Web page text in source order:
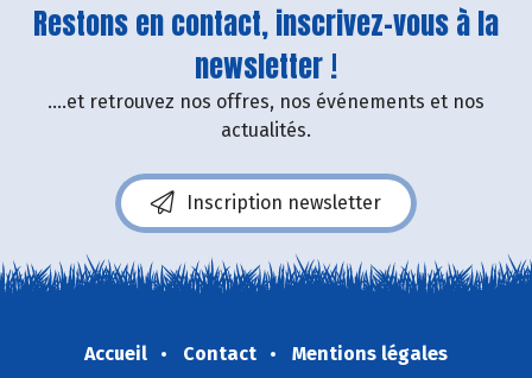
Restons en contact, inscrivez-vous à la
newsletter !
....et retrouvez nos offres, nos événements et nos
actualités.
Inscription newsletter
Accueil Contact
Mentions légales